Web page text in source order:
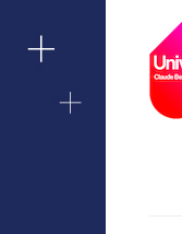
content